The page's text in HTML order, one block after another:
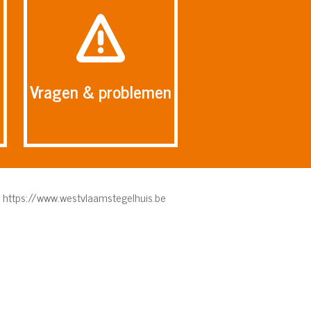
Vragen & problemen
https://www.westvlaamstegelhuis.be